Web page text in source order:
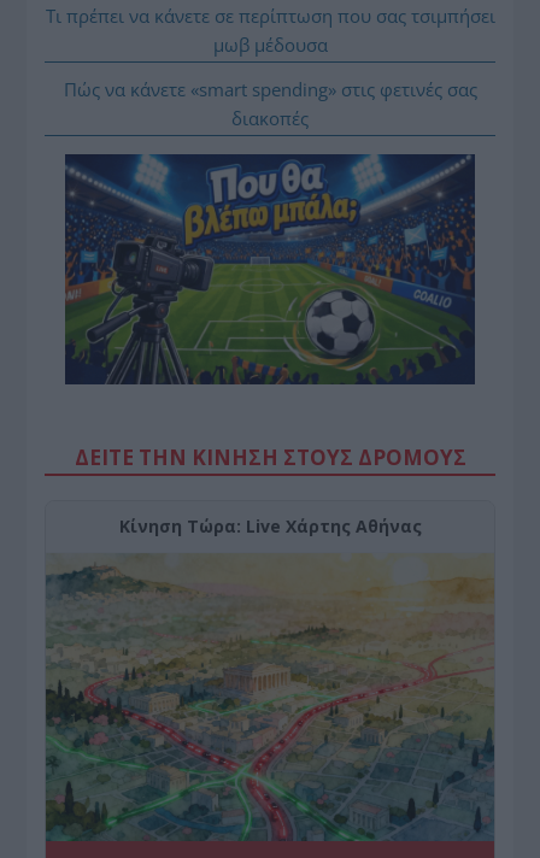
Τι πρέπει να κάνετε σε περίπτωση που σας τσιμπήσει
μωβ μέδουσα
Πώς να κάνετε «smart spending» στις φετινές σας
διακοπές
ΔΕΙΤΕ ΤΗΝ ΚΙΝΗΣΗ ΣΤΟΥΣ ΔΡΌΜΟΥΣ
Κίνηση Τώρα: Live Χάρτης Αθήνας